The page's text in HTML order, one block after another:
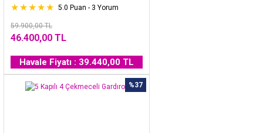
5.0 Puan - 3 Yorum
59.900,00 TL
46.400,00 TL
Havale Fiyatı : 39.440,00 TL
%37